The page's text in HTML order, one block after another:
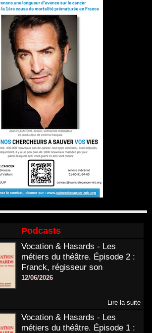
Podcasts
Vocation & Hasards - Les
métiers du théâtre. Épisode 2 :
Franck, régisseur son
12/06/2026
Lire la suite
Vocation & Hasards - Les
métiers du théâtre. Épisode 1 :